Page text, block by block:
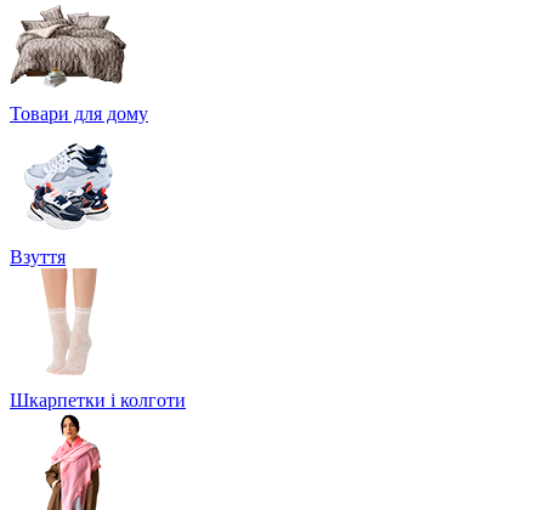
Товари для дому
Взуття
Шкарпетки і колготи